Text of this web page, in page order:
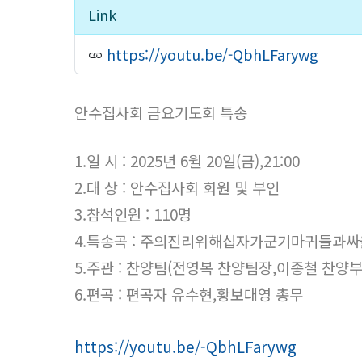
Link
https://youtu.be/-QbhLFarywg
안수집사회 금요기도회 특송
1.일 시 : 2025년 6월 20일(금),21:00
2.대 상 : 안수집사회 회원 및 부인
3.참석인원 : 110명
4.특송곡 : 주의진리위해십자가군기마귀들과
5.주관 : 찬양팀(전영복 찬양팀장,이종철 찬양
6.편곡 : 편곡자 유수현,황보대영 총무
https://youtu.be/-QbhLFarywg